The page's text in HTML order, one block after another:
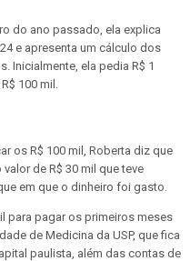
do ano passado, ela explica
e apresenta um cálculo dos
Inicialmente, ela pedia R$ 1
100 mil.
os R$ 100 mil, Roberta diz que
de R$ 30 mil que teve
em que o dinheiro foi gasto.
para pagar os primeiros meses
de Medicina da USP, que fica
paulista, além das contas de